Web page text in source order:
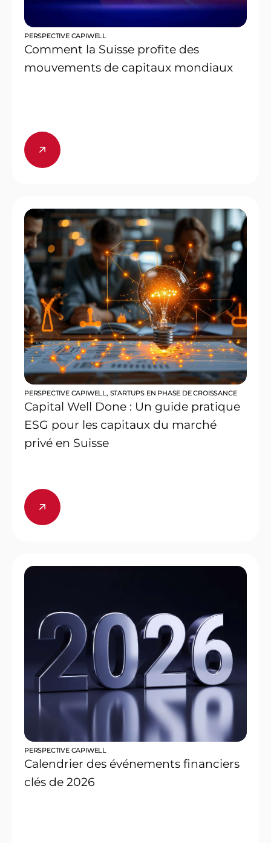
PERSPECTIVE CAPIWELL
Comment la Suisse profite des
mouvements de capitaux mondiaux
PERSPECTIVE CAPIWELL, STARTUPS EN PHASE DE CROISSANCE
Capital Well Done : Un guide pratique
ESG pour les capitaux du marché
privé en Suisse
PERSPECTIVE CAPIWELL
Calendrier des événements financiers
clés de 2026